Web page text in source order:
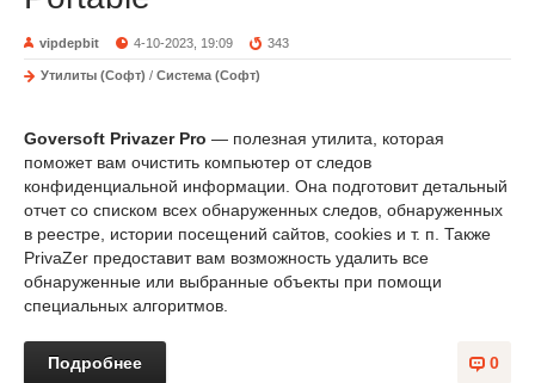
vipdepbit 4-10-2023, 19:09 343
Утилиты (Софт) / Система (Софт)
Goversoft Privazer Pro — полезная утилита, которая
поможет вам очистить компьютер от следов
конфиденциальной информации. Она подготовит детальный
отчет со списком всех обнаруженных следов, обнаруженных
в реестре, истории посещений сайтов, cookies и т. п. Также
PrivaZer предоставит вам возможность удалить все
обнаруженные или выбранные объекты при помощи
специальных алгоритмов.
0
Подробнее